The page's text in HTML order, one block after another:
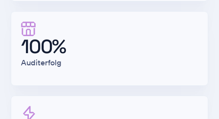
100%
Auditerfolg